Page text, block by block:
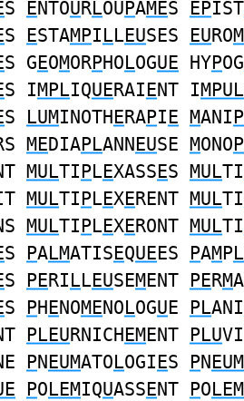
S ENTOURLOUPAMES EPIST
S ESTAMPILLEUSES EURO
S GEOMORPHOLOGUE HYPOG
S IMPLIQUERAIENT IMPUL
S LUMINOTHERAPIE MANI
MEDIAPLANNEUSE MONOP
MULTIPLEXASSES MULTI
MULTIPLEXERENT MULTI
MULTIPLEXERONT MULTI
S PALMATISEQUEES PAMP
S PERILLEUSEMENT PERM
S PHENOMENOLOGUE PLANI
PLEURNICHEMENT PLU
PNEUMATOLOGIES PNEUM
POLEMIQUASSENT POLEM